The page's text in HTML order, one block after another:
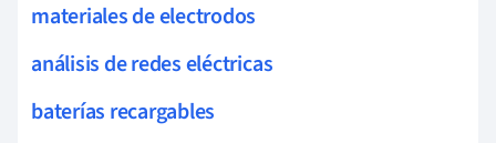
materiales de electrodos
análisis de redes eléctricas
baterías recargables